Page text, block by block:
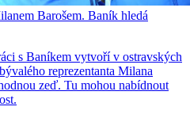
Barošem. Baník hledá
s Baníkem vytvoří v ostravských
reprezentanta Milana
zeď. Tu mohou nabídnout